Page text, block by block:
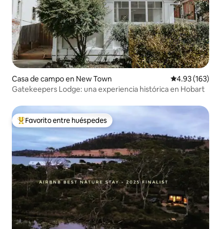
Casa de campo en New Town Calificación
4.93 (163)
Gatekeepers Lodge: una experiencia histórica en Hobart
Favorito entre huéspedes preferido
Favorito entre huéspedes